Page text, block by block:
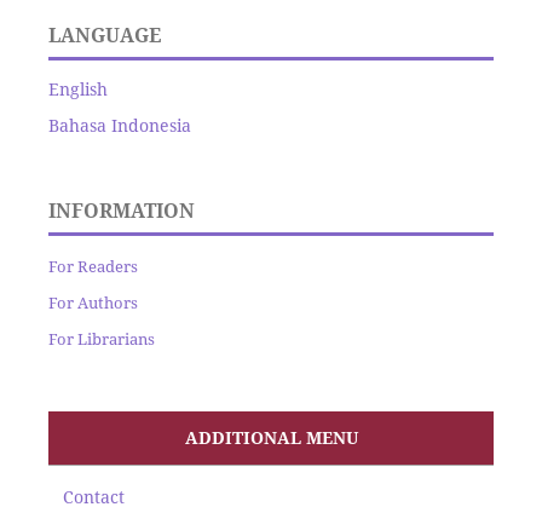
LANGUAGE
English
Bahasa Indonesia
INFORMATION
For Readers
For Authors
For Librarians
ADDITIONAL MENU
Contact